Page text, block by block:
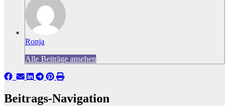
Ronja
Alle Beiträge ansehen
Beitrags-Navigation